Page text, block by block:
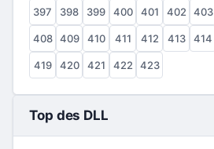
397 398 399 400 401 402 403
408 409 410 411 412 413 414
419 420 421 422 423
Top des DLL